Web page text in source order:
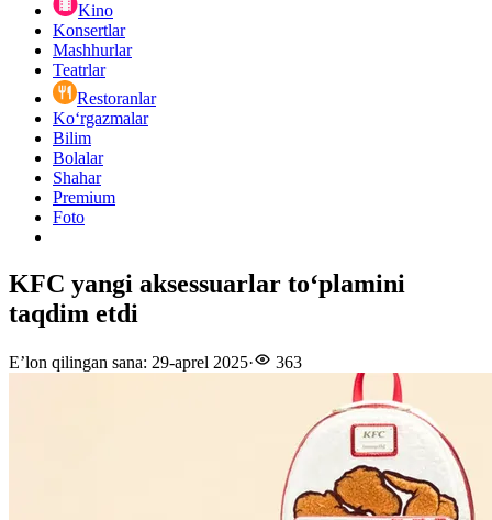
Kino
Konsertlar
Mashhurlar
Teatrlar
Restoranlar
Ko‘rgazmalar
Bilim
Bolalar
Shahar
Premium
Foto
KFC yangi aksessuarlar toʻplamini
taqdim etdi
E’lon qilingan sana: 29-aprel 2025· 363